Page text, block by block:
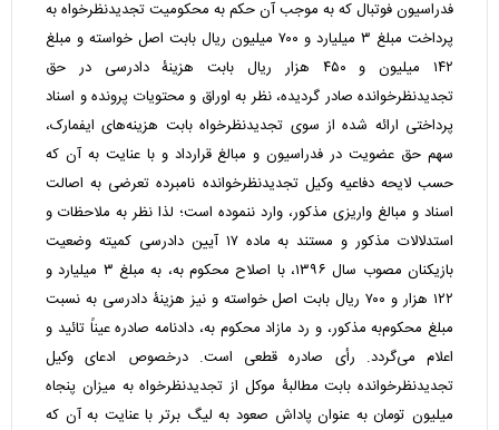
فدراسیون فوتبال که به موجب آن حکم به محکومیت تجدیدنظرخواه به
پرداخت مبلغ ۳ میلیارد و ۷۰۰ میلیون ریال بابت اصل خواسته و مبلغ
۱۴۲ میلیون و ۴۵۰ هزار ریال بابت هزینۀ دادرسی در حق
تجدیدنظرخوانده صادر گردیده، نظر به اوراق و محتویات پرونده و اسناد
پرداختی ارائه شده از سوی تجدیدنظرخواه بابت هزینه‌های ایفمارک،
سهم حق عضویت در فدراسیون و مبالغ قرارداد و با عنایت به آن که
حسب لایحه دفاعیه وکیل تجدیدنظرخوانده نامبرده تعرضی به اصالت
اسناد و مبالغ واریزی مذکور، وارد ننموده است؛ لذا نظر به ملاحظات و
استدلالات مذکور و مستند به ماده ۱۷ آیین دادرسی کمیته وضعیت
بازیکنان مصوب سال ۱۳۹۶، با اصلاح محکوم به، به مبلغ ۳ میلیارد و
۱۲۲ هزار و ۷۰۰ ریال بابت اصل خواسته و نیز هزینۀ دادرسی به نسبت
مبلغ محکوم‌به مذکور، و رد مازاد محکوم به، دادنامه صادره عیناً تائید و
اعلام می‌گردد. رأی صادره قطعی است. درخصوص ادعای وکیل
تجدیدنظرخوانده بابت مطالبۀ موکل از تجدیدنظرخواه به میزان پنجاه
میلیون تومان به عنوان پاداش صعود به لیگ برتر با عنایت به آن که